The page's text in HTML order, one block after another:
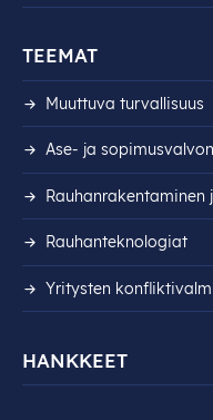
TEEMAT
Muuttuva turvallisuus
Ase- ja
Rauhanteknologiat
Yritysten
HANKKEET